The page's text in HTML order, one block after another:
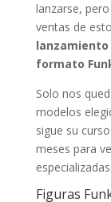
lanzarse,
ventas de
formato
Solo nos
modelos
sigue su
meses para
especializadas.
Figuras